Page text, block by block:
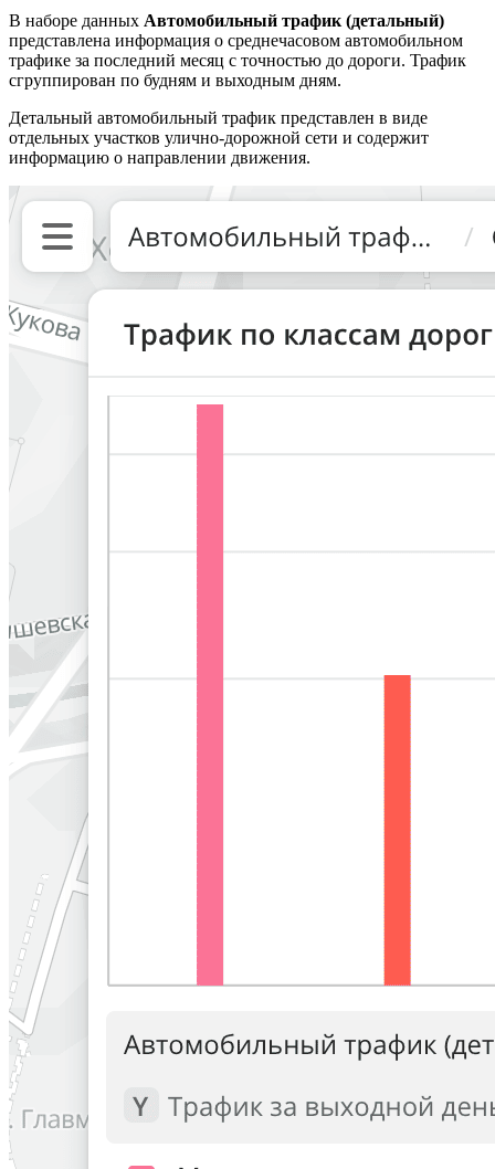
В наборе данных Автомобильный трафик (детальный)
представлена информация о среднечасовом автомобильном
трафике за последний месяц с точностью до дороги. Трафик
сгруппирован по будням и выходным дням.
Детальный автомобильный трафик представлен в виде
отдельных участков улично-дорожной сети и содержит
информацию о направлении движения.